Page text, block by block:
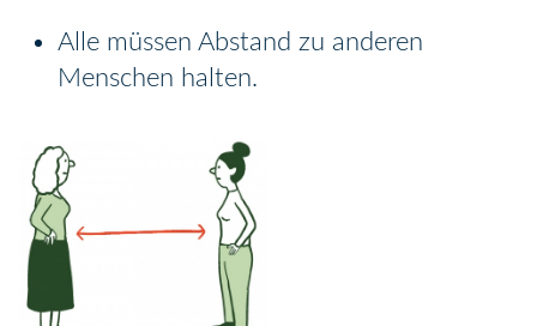
Alle müssen Abstand zu anderen
Menschen halten.